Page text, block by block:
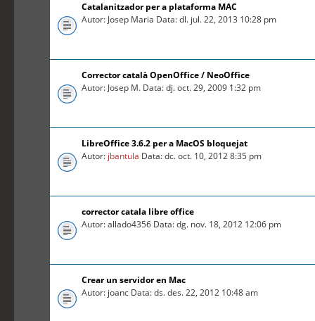
Catalanitzador per a plataforma MAC
Autor: Josep Maria Data: dl. jul. 22, 2013 10:28 pm
Corrector català OpenOffice / NeoOffice
Autor: Josep M. Data: dj. oct. 29, 2009 1:32 pm
LibreOffice 3.6.2 per a MacOS bloquejat
Autor: jbantula Data: dc. oct. 10, 2012 8:35 pm
corrector catala libre office
Autor: allado4356 Data: dg. nov. 18, 2012 12:06 pm
Crear un servidor en Mac
Autor: joanc Data: ds. des. 22, 2012 10:48 am